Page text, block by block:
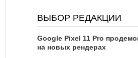
ВЫБОР РЕДАКЦИИ
Google Pixel 11 Pro
на новых рендерах